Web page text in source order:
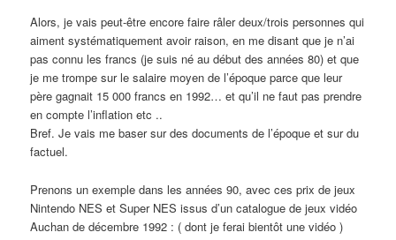
Alors, je vais peut-être encore faire râler deux/trois personnes qui
aiment systématiquement avoir raison, en me disant que je n’ai
pas connu les francs (je suis né au début des années 80) et que
je me trompe sur le salaire moyen de l’époque parce que leur
père gagnait 15 000 francs en 1992… et qu’il ne faut pas prendre
en compte l’inflation etc ..
Bref. Je vais me baser sur des documents de l’époque et sur du
factuel.
Prenons un exemple dans les années 90, avec ces prix de jeux
Nintendo NES et Super NES issus d’un catalogue de jeux vidéo
Auchan de décembre 1992 : ( dont je ferai bientôt une vidéo )